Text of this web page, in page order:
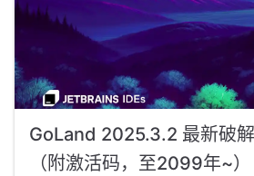
GoLand 2025.3.2 最新破
（附激活码，至2099年~）